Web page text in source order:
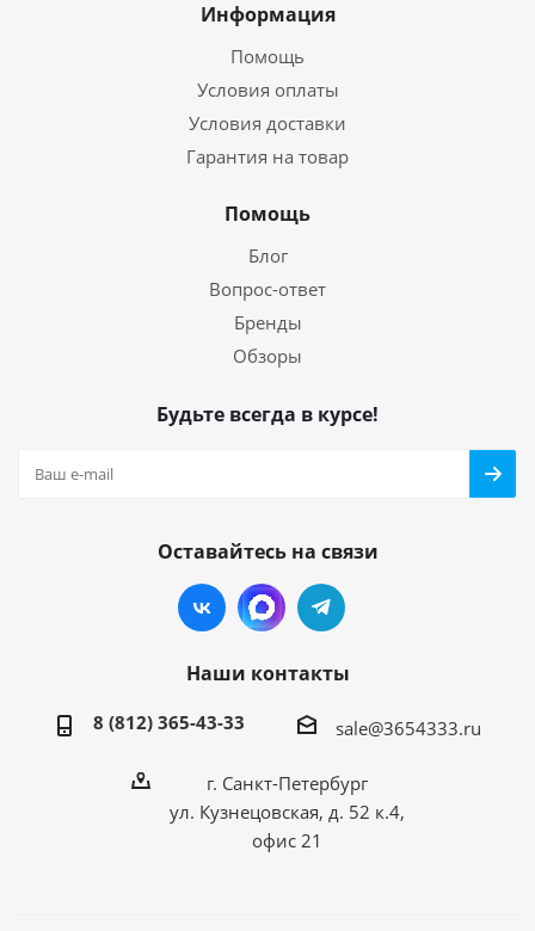
Информация
Помощь
Условия оплаты
Условия доставки
Гарантия на товар
Помощь
Блог
Вопрос-ответ
Бренды
Обзоры
Будьте всегда в курсе!
Оставайтесь на связи
Наши контакты
8 (812) 365-43-33 sale@3654333.ru
г. Санкт-Петербург
ул. Кузнецовская, д. 52 к.4,
офис 21